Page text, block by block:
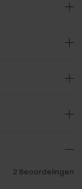
2 Beoordelingen